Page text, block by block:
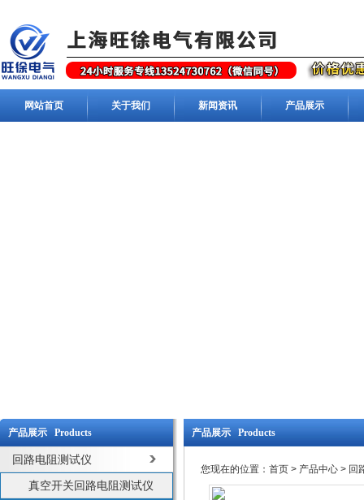
网站首页 关于我们 新闻资讯 产品展示
产品展示 Products
回路电阻测试仪
真空开关回路电阻测试仪
产品展示 Products
您现在的位置： 首页 > 产品中心 > 回